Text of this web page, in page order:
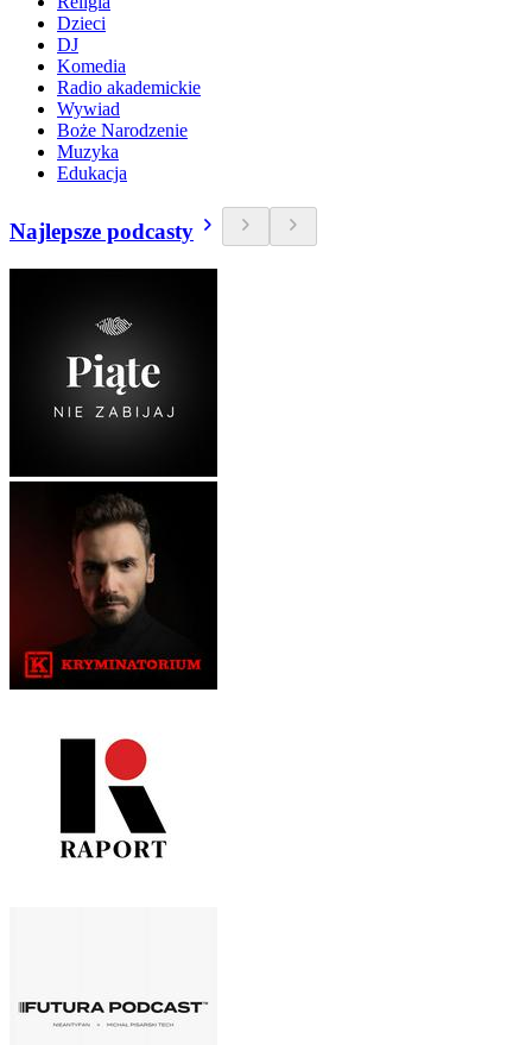
Dzieci
DJ
Komedia
Radio akademickie
Wywiad
Boże Narodzenie
Muzyka
Edukacja
Najlepsze podcasty